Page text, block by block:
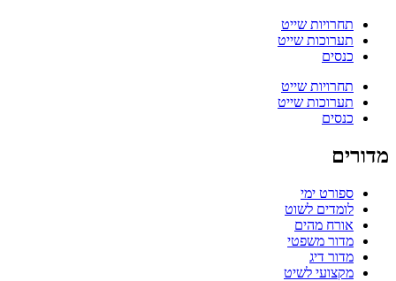
תחרויות שייט
תערוכות שייט
כנסים
תחרויות שייט
תערוכות שייט
כנסים
מדורים
ספורט ימי
לומדים לשוט
אורח מהים
מדור משפטי
מדור דיג
מקצועי לשיט